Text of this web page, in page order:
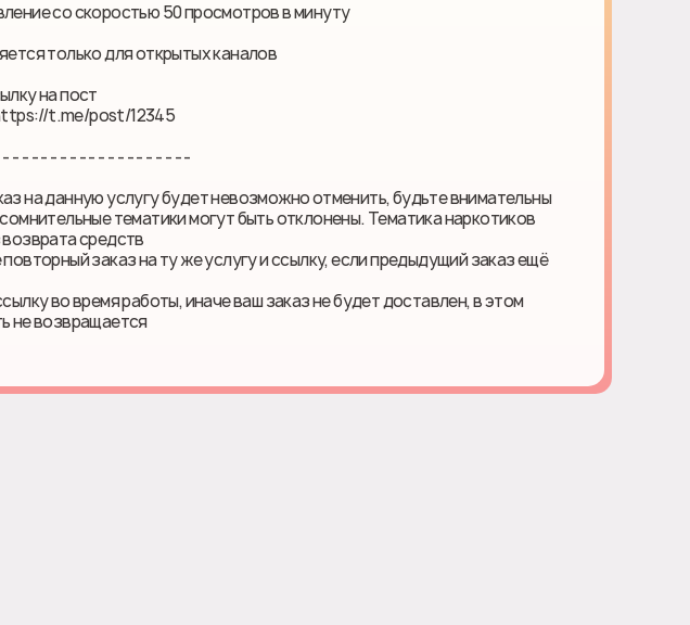
со скоростью 50 просмотров в минуту
только для открытых каналов
на пост
t.me/post/12345
- - - - - - - - - - - - - - - - - - -
на данную услугу будет невозможно отменить, будьте внимательны
тематики могут быть отклонены. Тематика наркотиков
средств
заказ на ту же услугу и ссылку, если предыдущий заказ ещё
во время работы, иначе ваш заказ не будет доставлен, в этом
не возвращается